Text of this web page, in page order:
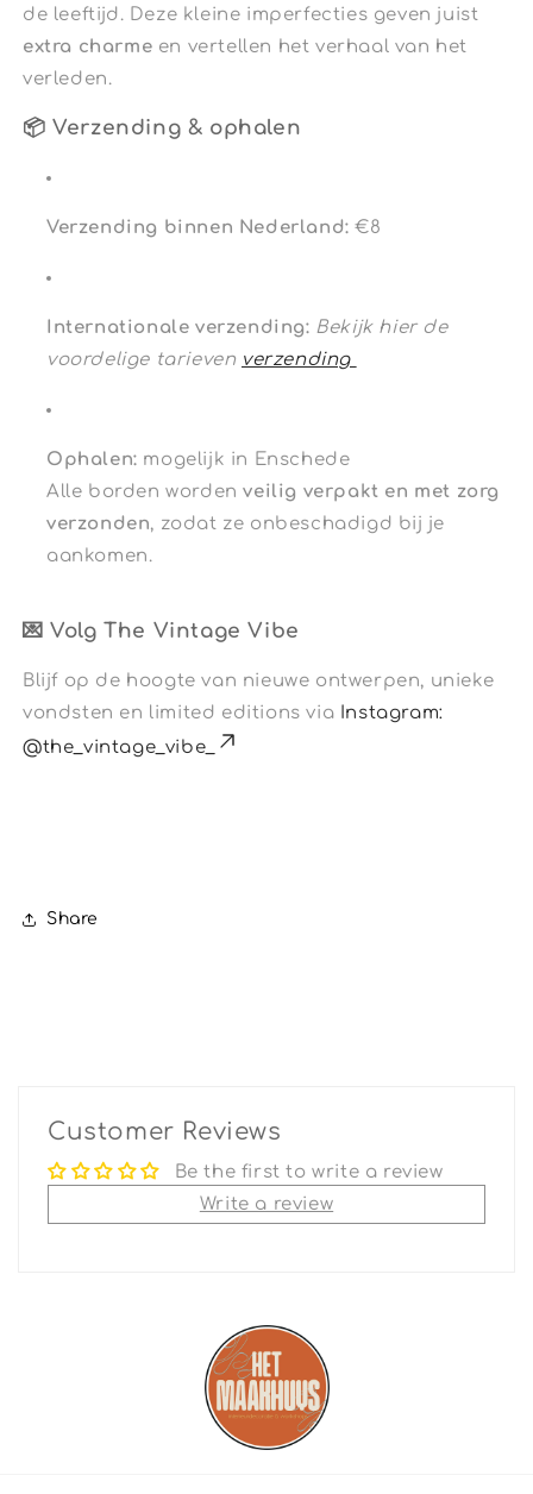
de leeftijd. Deze kleine imperfecties geven juist
extra charme en vertellen het verhaal van het
verleden.
📦 Verzending & ophalen
Verzending binnen Nederland: €8
Internationale verzending: Bekijk hier de
voordelige tarieven verzending
Ophalen: mogelijk in Enschede
Alle borden wordenveilig verpakt en met zorg
verzonden, zodat ze onbeschadigd bij je
aankomen.
💌 Volg The Vintage Vibe
Blijf op de hoogte van nieuwe ontwerpen, unieke
vondsten en limited editions via Instagram:
@the_vintage_vibe_
Share
Customer Reviews
Be the first to write a review
Write a review